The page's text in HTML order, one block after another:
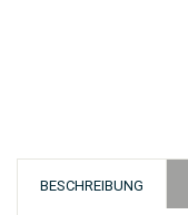
BESCHREIBUNG